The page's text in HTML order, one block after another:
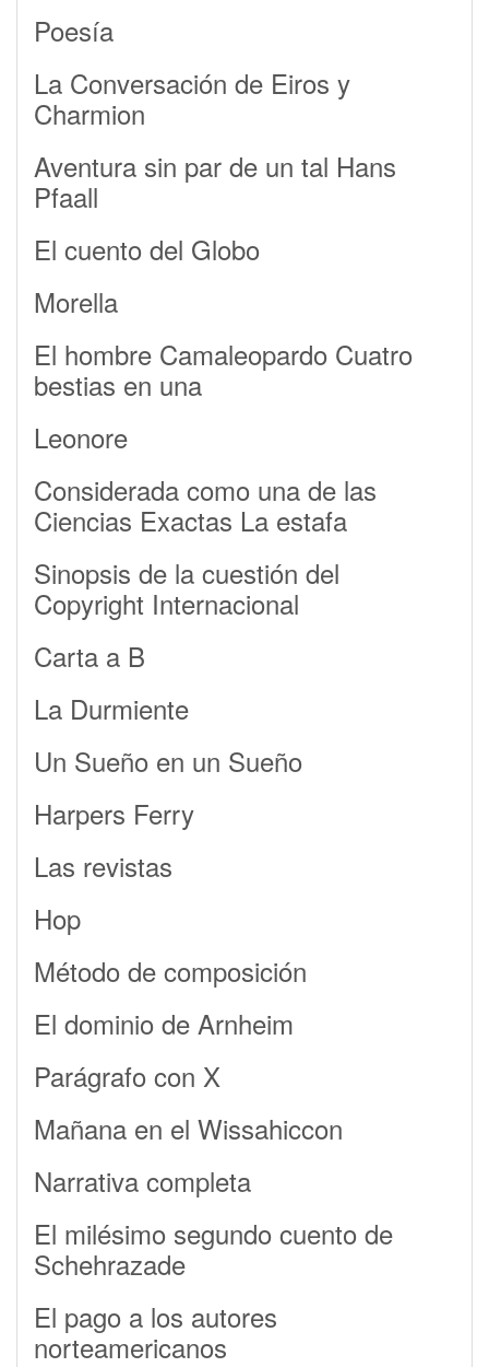
Poesía
La Conversación de Eiros y
Charmion
Aventura sin par de un tal Hans
Pfaall
El cuento del Globo
Morella
El hombre Camaleopardo Cuatro
bestias en una
Leonore
Considerada como una de las
Ciencias Exactas La estafa
Sinopsis de la cuestión del
Copyright Internacional
Carta a B
La Durmiente
Un Sueño en un Sueño
Harpers Ferry
Las revistas
Hop
Método de composición
El dominio de Arnheim
Parágrafo con X
Mañana en el Wissahiccon
Narrativa completa
El milésimo segundo cuento de
Schehrazade
El pago a los autores
norteamericanos